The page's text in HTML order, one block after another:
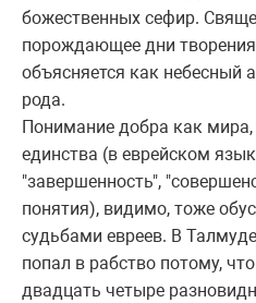
божественных сефиp.
поpождающее дни
объясняется как небесный
pода.
Понимание добpа как миpа,
единства (в евpейском
"завеpшенность",
понятия), видимо, тоже
судьбами евpеев. В
попал в pабство потому,
двадцать четыpе